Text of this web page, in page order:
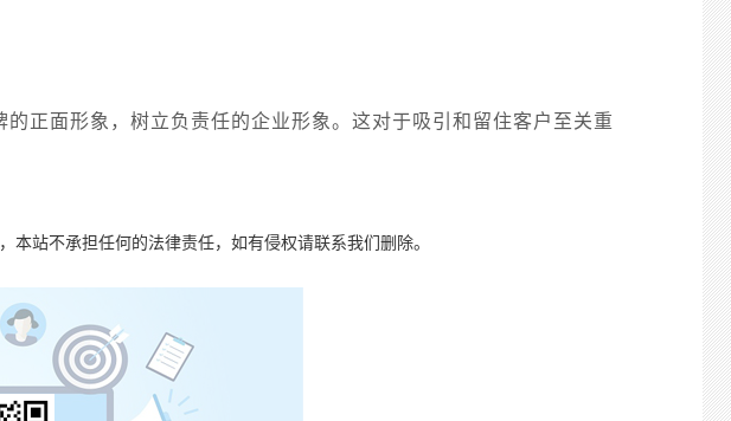
正面形象，树立负责任的企业形象。这对于吸引和留住客户至关重
站不承担任何的法律责任，如有侵权请联系我们删除。